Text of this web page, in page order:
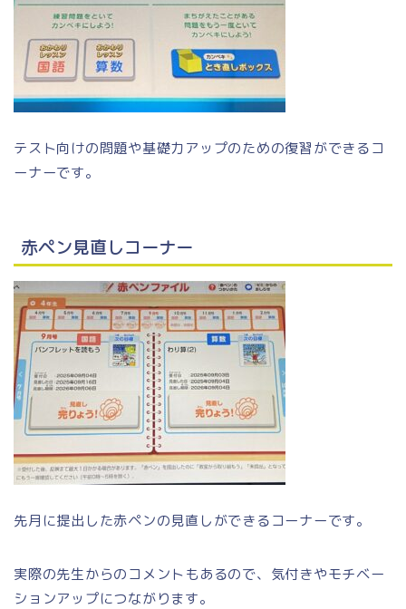
テスト向けの問題や基礎力アップのための復習ができるコ
ーナーです。
赤ペン見直しコーナー
先月に提出した赤ペンの見直しができるコーナーです。
実際の先生からのコメントもあるので、気付きやモチベー
ションアップにつながります。